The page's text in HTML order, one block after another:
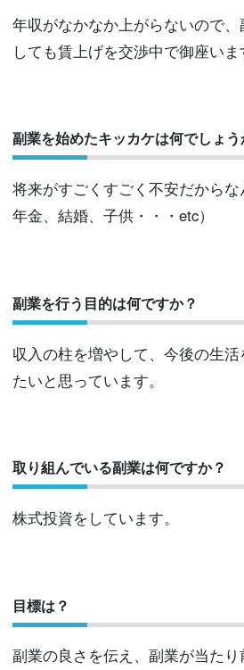
年収がなかなか上がらないので
しても賃上げを交渉中で御座いま
副業を始めたキッカケは何でしょう
将来がすごくすごく不安だからな
年金、結婚、子供・・・etc）
副業を行う目的は何ですか？
収入の柱を増やして、今後の生
たいと思っています。
取り組んでいる副業は何ですか？
株式投資をしています。
目標は？
副業の良さを伝え、副業が当た